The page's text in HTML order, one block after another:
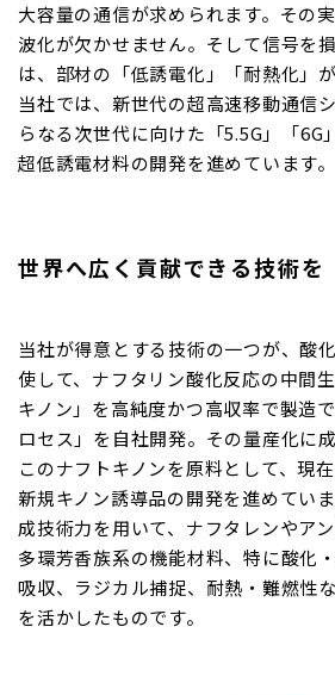
大容量の通信が求められます。その
波化が欠かせません。そして信号を
は、部材の「低誘電化」「耐熱化」が
当社では、新世代の超高速移動通信
らなる次世代に向けた「5.5G」「6G
超低誘電材料の開発を進めています。
世界へ広く貢献できる技術を
当社が得意とする技術の一つが、酸
使して、ナフタリン酸化反応の中間
キノン」を高純度かつ高収率で製造
ロセス」を自社開発。その量産化に
このナフトキノンを原料として、現
新規キノン誘導品の開発を進めてい
成技術力を用いて、ナフタレンやア
多環芳香族系の機能材料、特に酸化
吸収、ラジカル捕捉、耐熱・難燃性
を活かしたものです。